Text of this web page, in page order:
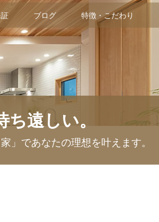
ブログ 特徴・こだわり
ち遠しい。
」であなたの理想を叶えます。